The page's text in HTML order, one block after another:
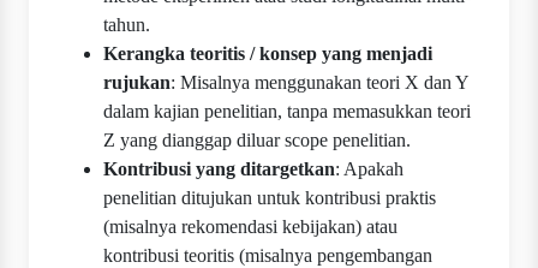
tahun.
Kerangka teoritis / konsep yang menjadi
rujukan: Misalnya menggunakan teori X dan Y
dalam kajian penelitian, tanpa memasukkan teori
Z yang dianggap diluar scope penelitian.
Kontribusi yang ditargetkan: Apakah
penelitian ditujukan untuk kontribusi praktis
(misalnya rekomendasi kebijakan) atau
kontribusi teoritis (misalnya pengembangan